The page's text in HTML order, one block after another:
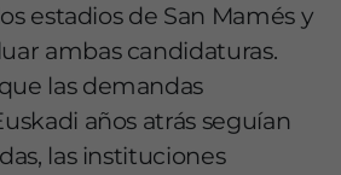
estadios de San Mamés y
ambas candidaturas.
las demandas
años atrás seguían
las instituciones